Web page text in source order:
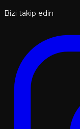
Bizi takip edin